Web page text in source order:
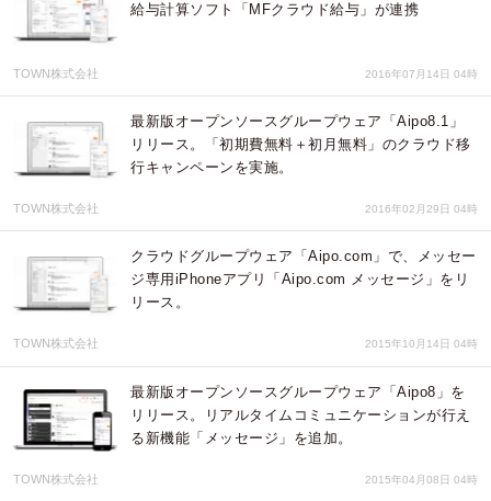
給与計算ソフト「MFクラウド給与」が連携
TOWN株式会社 2016年07月14日 04時
最新版オープンソースグループウェア「Aipo8.1」
リリース。「初期費無料＋初月無料」のクラウド移
行キャンペーンを実施。
TOWN株式会社 2016年02月29日 04時
クラウドグループウェア「Aipo.com」で、メッセー
ジ専用iPhoneアプリ「Aipo.com メッセージ」をリ
リース。
TOWN株式会社 2015年10月14日 04時
最新版オープンソースグループウェア「Aipo8」を
リリース。リアルタイムコミュニケーションが行え
る新機能「メッセージ」を追加。
TOWN株式会社 2015年04月08日 04時